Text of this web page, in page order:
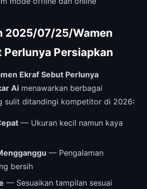
2025/07/25/Wamen
Perlunya Persiapkan
Ekraf Sebut Perlunya
Ai menawarkan berbagai
sulit ditandingi kompetitor di 2026:
— Ukuran kecil namun kaya
— Pengalaman
bersih
— Sesuaikan tampilan sesuai